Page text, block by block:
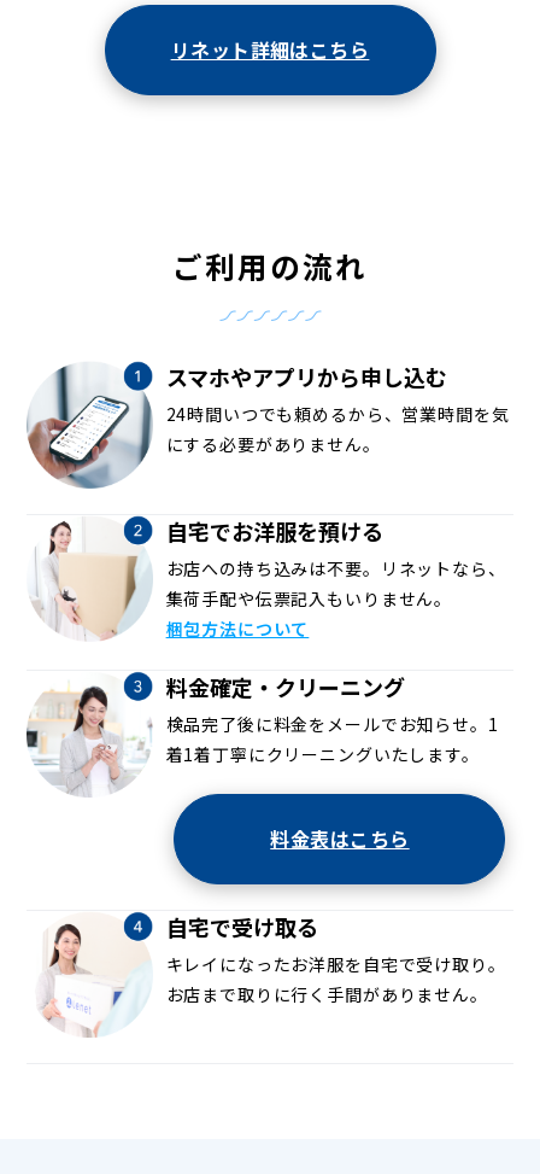
リネット詳細はこちら
ご利用の流れ
スマホやアプリから申し込む
24時間いつでも頼めるから、営業時間を気
にする必要がありません。
自宅でお洋服を預ける
お店への持ち込みは不要。リネットなら、
集荷手配や伝票記入もいりません。
梱包方法について
料金確定・クリーニング
検品完了後に料金をメールでお知らせ。1
着1着丁寧にクリーニングいたします。
料金表はこちら
自宅で受け取る
キレイになったお洋服を自宅で受け取り。
お店まで取りに行く手間がありません。